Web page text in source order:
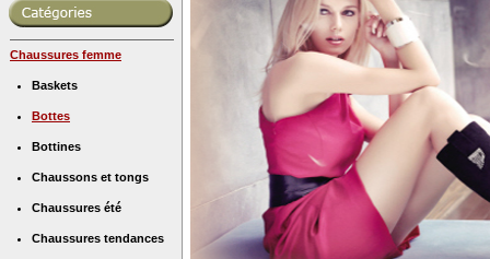
Chaussures femme
Baskets
Bottes
Bottines
Chaussons et tongs
Chaussures été
Chaussures tendances